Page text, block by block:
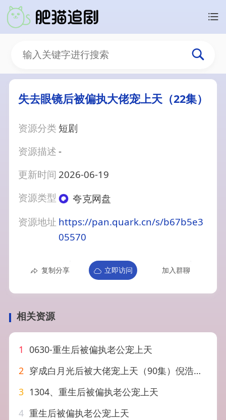
失去眼镜后被偏执大佬宠上天（22集）
资源分类 短剧
资源描述-
更新时间 2026-06-19
资源类型
夸克网盘
资源地址 https://pan.quark.cn/s/b67b5e3
05570
复制分享 立即访问 加入群聊
相关资源
1
0630-重生后被偏执老公宠上天
2 穿成白月光后被大佬宠上天（90集）倪浩森＆张雅梦
3 1304、重生后被偏执老公宠上天
4 重生后被偏执老公宠上天